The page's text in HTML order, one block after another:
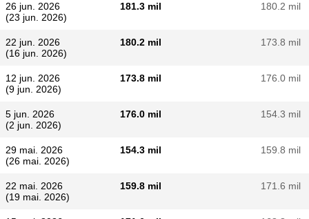
26 jun. 2026
(23 jun. 2026)
181.3 mil 180.2 mil
22 jun. 2026
(16 jun. 2026)
180.2 mil 173.8 mil
12 jun. 2026
(9 jun. 2026)
173.8 mil 176.0 mil
5 jun. 2026
(2 jun. 2026)
176.0 mil 154.3 mil
29 mai. 2026
(26 mai. 2026)
154.3 mil 159.8 mil
22 mai. 2026
(19 mai. 2026)
159.8 mil 171.6 mil